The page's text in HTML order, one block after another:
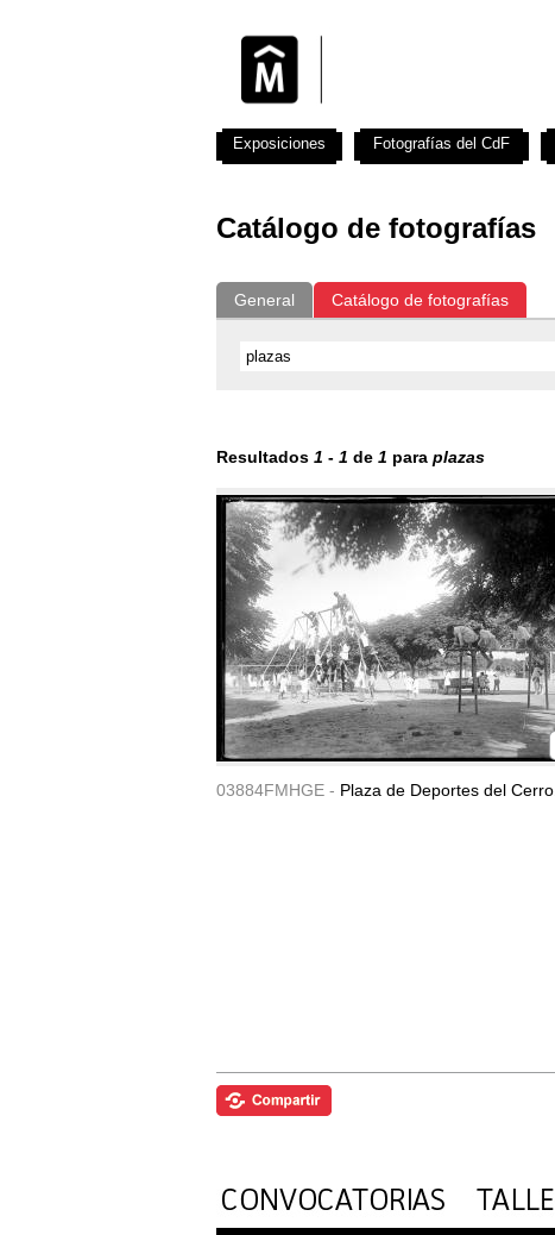
Catálogo de fotografías
General Catálogo de fotografías
Resultados 1 - 1 de 1 para plazas
03884FMHGE - Plaza de Deportes del Cerro.
Exposiciones Fotografías del CdF